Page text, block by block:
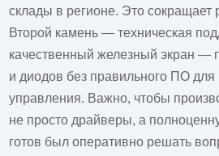
склады в регионе. Это сокращает
Второй камень — техническая
качественный железный экран —
и диодов без правильного ПО для
управления. Важно, чтобы
не просто драйверы, а
готов был оперативно решать